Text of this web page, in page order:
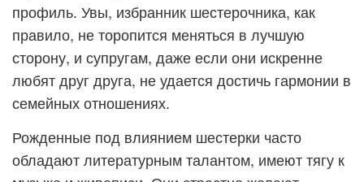
профиль. Увы, избранник шестерочника, как
правило, не торопится меняться в лучшую
сторону, и супругам, даже если они искренне
любят друг друга, не удается достичь гармонии в
семейных отношениях.
Рожденные под влиянием шестерки часто
обладают литературным талантом, имеют тягу к